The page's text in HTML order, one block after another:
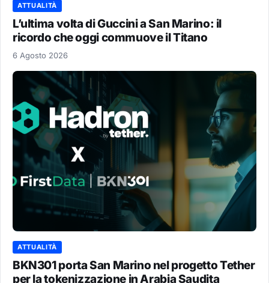
ATTUALITÀ
L’ultima volta di Guccini a San Marino: il
ricordo che oggi commuove il Titano
6 Agosto 2026
ATTUALITÀ
BKN301 porta San Marino nel progetto Tether
per la tokenizzazione in Arabia Saudita